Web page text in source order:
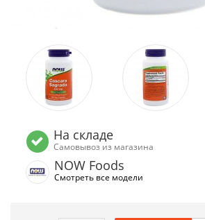
На складе
Самовывоз из магазина
NOW Foods
Смотреть все модели